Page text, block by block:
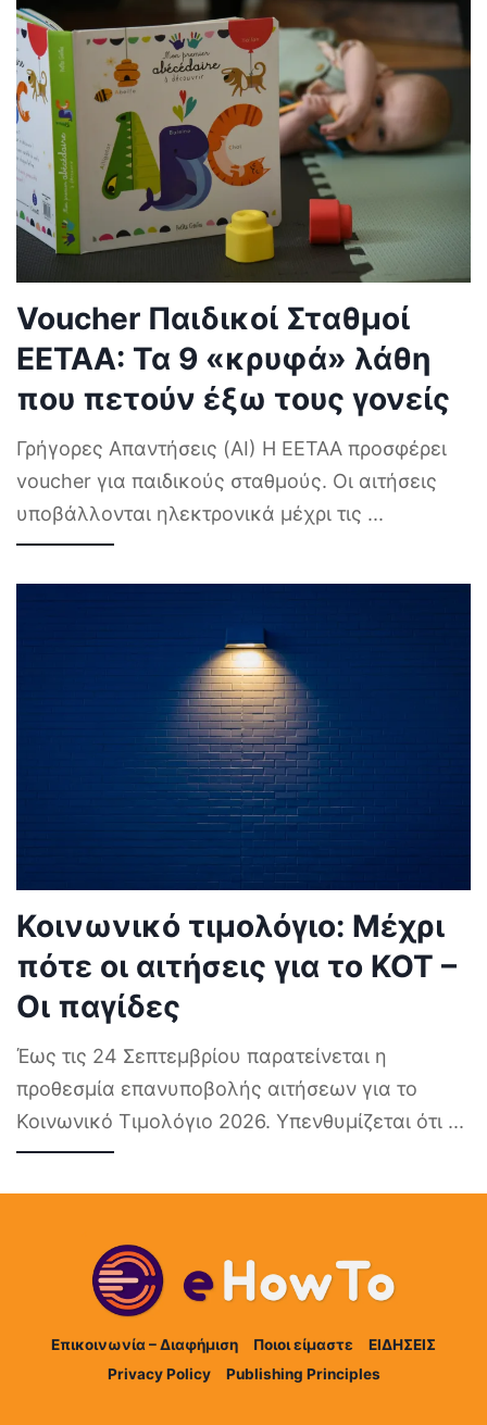
Voucher Παιδικοί Σταθμοί
ΕΕΤΑΑ: Τα 9 «κρυφά» λάθη
που πετούν έξω τους γονείς
Γρήγορες Απαντήσεις (AI) Η ΕΕΤΑΑ προσφέρει
voucher για παιδικούς σταθμούς. Οι αιτήσεις
υποβάλλονται ηλεκτρονικά μέχρι τις ...
Κοινωνικό τιμολόγιο: Μέχρι
πότε οι αιτήσεις για το ΚΟΤ –
Οι παγίδες
Έως τις 24 Σεπτεμβρίου παρατείνεται η
προθεσμία επανυποβολής αιτήσεων για το
Κοινωνικό Τιμολόγιο 2026. Υπενθυμίζεται ότι ...
Επικοινωνία – Διαφήμιση Ποιοι είμαστε
ΕΙΔΗΣΕΙΣ
Privacy Policy
Publishing Principles